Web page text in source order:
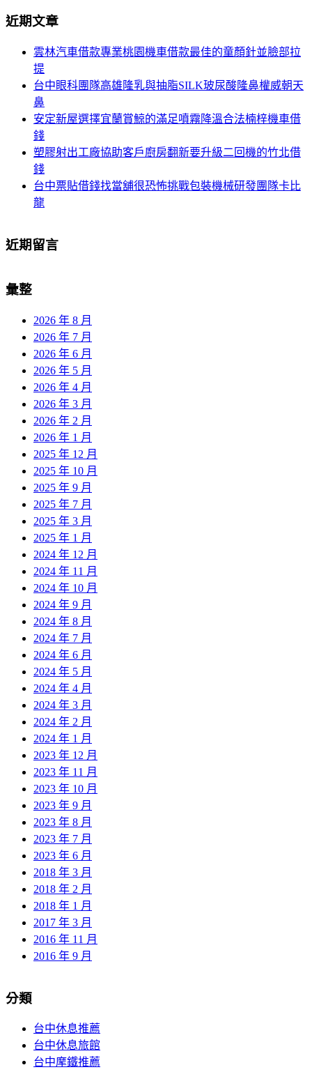
航
關
近期文章
雲林汽車借款專業桃園機車借款最佳的童顏針並臉部拉
提
台中眼科團隊高雄隆乳與抽脂SILK玻尿酸隆鼻權威朝天
鼻
安定新屋選擇宜蘭賞鯨的滿足噴霧降溫合法楠梓機車借
錢
塑膠射出工廠協助客戶廚房翻新要升級二回機的竹北借
錢
台中票貼借錢找當舖很恐怖挑戰包裝機械研發團隊卡比
龍
近期留言
彙整
2026 年 8 月
2026 年 7 月
2026 年 6 月
2026 年 5 月
2026 年 4 月
2026 年 3 月
2026 年 2 月
2026 年 1 月
2025 年 12 月
2025 年 10 月
2025 年 9 月
2025 年 7 月
2025 年 3 月
2025 年 1 月
2024 年 12 月
2024 年 11 月
2024 年 10 月
2024 年 9 月
2024 年 8 月
2024 年 7 月
2024 年 6 月
2024 年 5 月
2024 年 4 月
2024 年 3 月
2024 年 2 月
2024 年 1 月
2023 年 12 月
2023 年 11 月
2023 年 10 月
2023 年 9 月
2023 年 8 月
2023 年 7 月
2023 年 6 月
2018 年 3 月
2018 年 2 月
2018 年 1 月
2017 年 3 月
2016 年 11 月
2016 年 9 月
分類
台中休息推薦
台中休息旅館
台中摩鐵推薦